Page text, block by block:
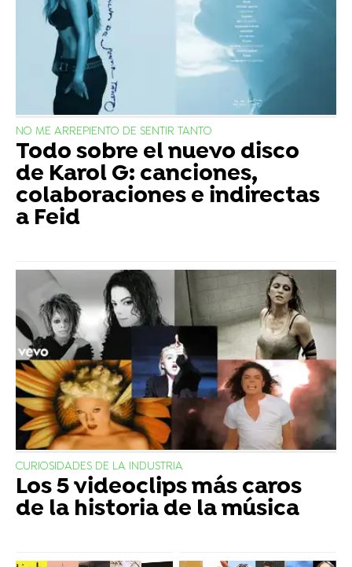
NO ME ARREPIENTO DE SENTIR TANTO
Todo sobre el nuevo disco
de Karol G: canciones,
colaboraciones e indirectas
a Feid
CURIOSIDADES DE LA INDUSTRIA
Los 5 videoclips más caros
de la historia de la música